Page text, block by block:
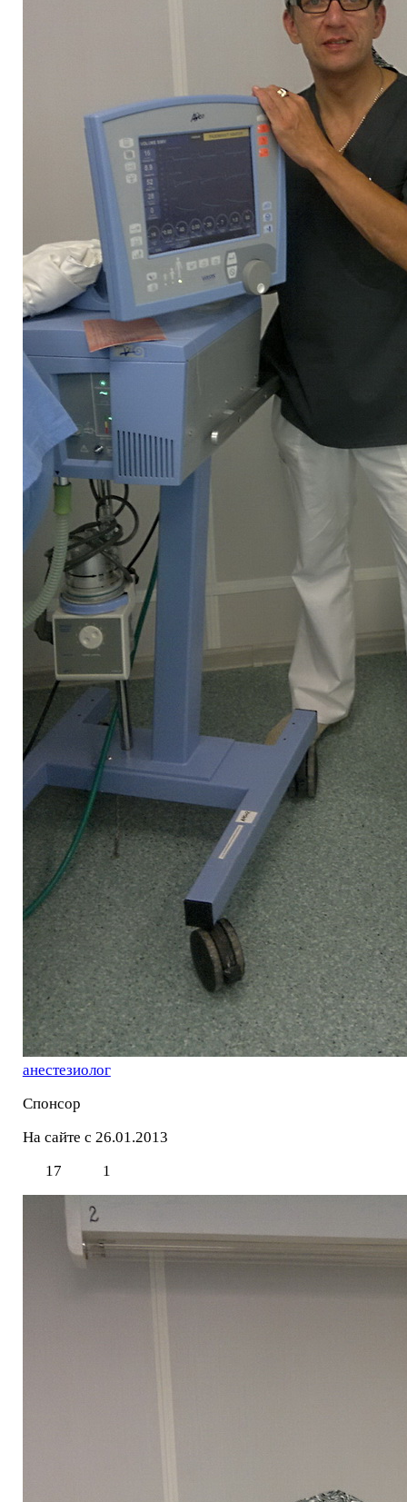
анестезиолог
Спонсор
На сайте с 26.01.2013
17
1